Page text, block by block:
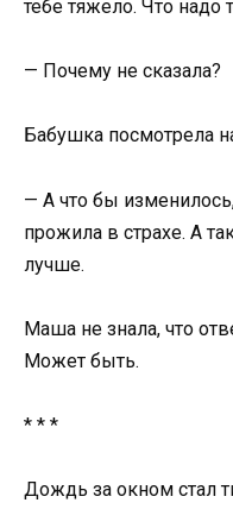
тебе тяжело. Что надо
— Почему не сказала?
Бабушка посмотрела
— А что бы
прожила в страхе. А
лучше.
Маша не знала, что
Может быть.
* * *
Дождь за окном стал